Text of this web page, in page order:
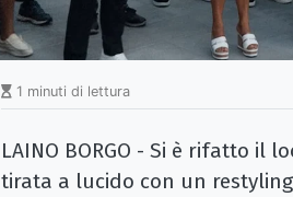
1 minuti di lettura
LAINO BORGO - Si è rifatto il
tirata a lucido con un